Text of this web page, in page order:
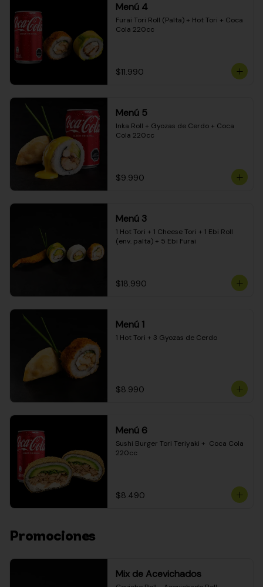
Menú 4
Furai Tori Roll (Palta) + Hot Tori + Coca
Cola 220cc
$11.990
Menú 5
Inka Roll + Gyozas de Cerdo + Coca
Cola 220cc
$9.990
Menú 3
1 Hot Tori + 1 Cheese Tori + 1 Ebi Roll
(env. palta) + 5 Ebi Furai
$18.990
Menú 1
1 Hot Tori + 3 Gyozas de Cerdo
$8.990
Menú 6
Sushi Burger Tori Teriyaki +  Coca Cola
220cc
$8.490
Promociones
Mix de Acevichados